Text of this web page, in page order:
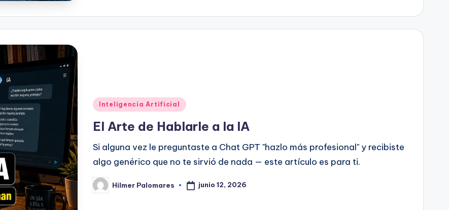
Publicado
Inteligencia Artificial
El Arte de Hablarle a la IA
Si alguna vez le preguntaste a Chat GPT "hazlo más profesional" y recibiste
algo genérico que no te sirvió de nada — este artículo es para ti.
Publicado
por
Hilmer Palomares junio 12, 2026